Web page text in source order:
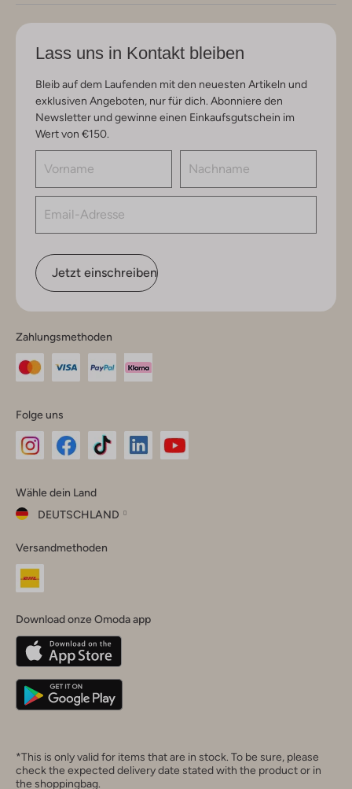
Lass uns in Kontakt bleiben
Bleib auf dem Laufenden mit den neuesten Artikeln und
exklusiven Angeboten, nur für dich. Abonniere den
Newsletter und gewinne einen Einkaufsgutschein im
Wert von €150.
Jetzt einschreiben
Zahlungsmethoden
Folge uns
Instagram
Facebook
TikTok
Wähle dein Land
DEUTSCHLAND
dein
Land
Belgique(Français)
Deutschland
Versandmethoden
Download onze Omoda app
*This is only valid for items that are in stock. To be sure, please
check the expected delivery date stated with the product or in
the shoppingbag.